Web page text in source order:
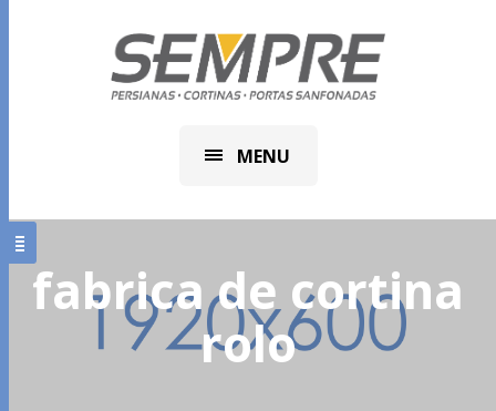
MENU
fabrica de cortina
rolo